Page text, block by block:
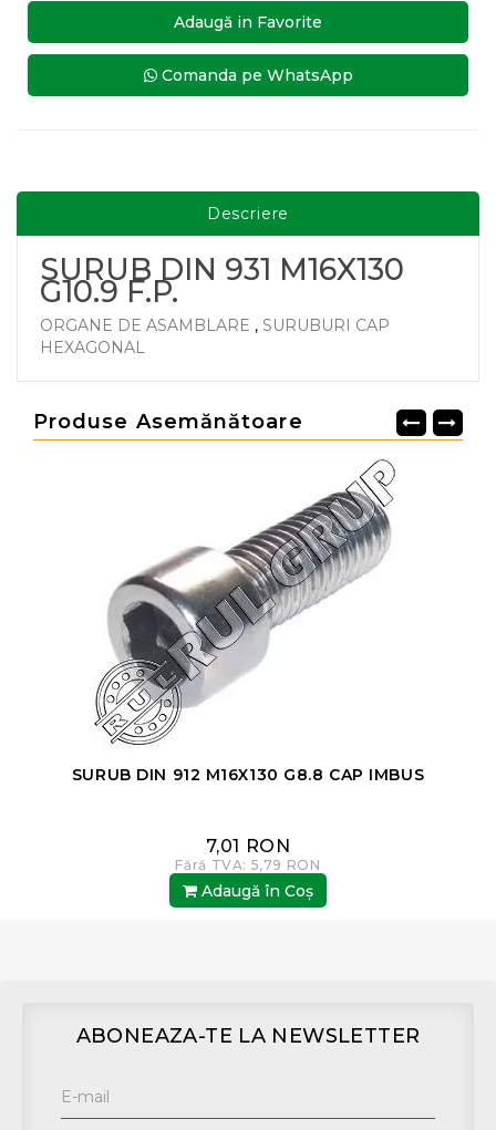
Adaugă in Favorite
Comanda pe WhatsApp
Descriere
SURUB DIN 931 M16X130
G10.9 F.P.
ORGANE DE ASAMBLARE , SURUBURI CAP
HEXAGONAL
Produse Asemănătoare
SURUB DIN 912 M16X130 G8.8 CAP IMBUS
7,01 RON
Fără TVA: 5,79 RON
Adaugă în Coş
ABONEAZA-TE LA NEWSLETTER